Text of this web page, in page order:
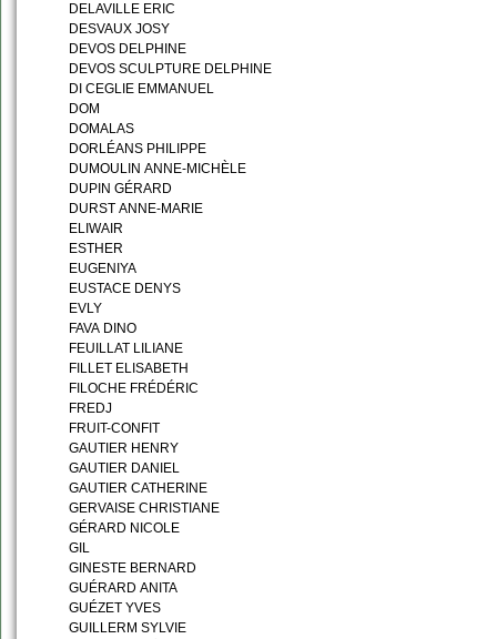
DELAVILLE ERIC
DESVAUX JOSY
DEVOS DELPHINE
DEVOS SCULPTURE DELPHINE
DI CEGLIE EMMANUEL
DOM
DOMALAS
DORLÉANS PHILIPPE
DUMOULIN ANNE-MICHÈLE
DUPIN GÉRARD
DURST ANNE-MARIE
ELIWAIR
ESTHER
EUGENIYA
EUSTACE DENYS
EVLY
FAVA DINO
FEUILLAT LILIANE
FILLET ELISABETH
FILOCHE FRÉDÉRIC
FREDJ
FRUIT-CONFIT
GAUTIER HENRY
GAUTIER DANIEL
GAUTIER CATHERINE
GERVAISE CHRISTIANE
GÉRARD NICOLE
GIL
GINESTE BERNARD
GUÉRARD ANITA
GUÉZET YVES
GUILLERM SYLVIE